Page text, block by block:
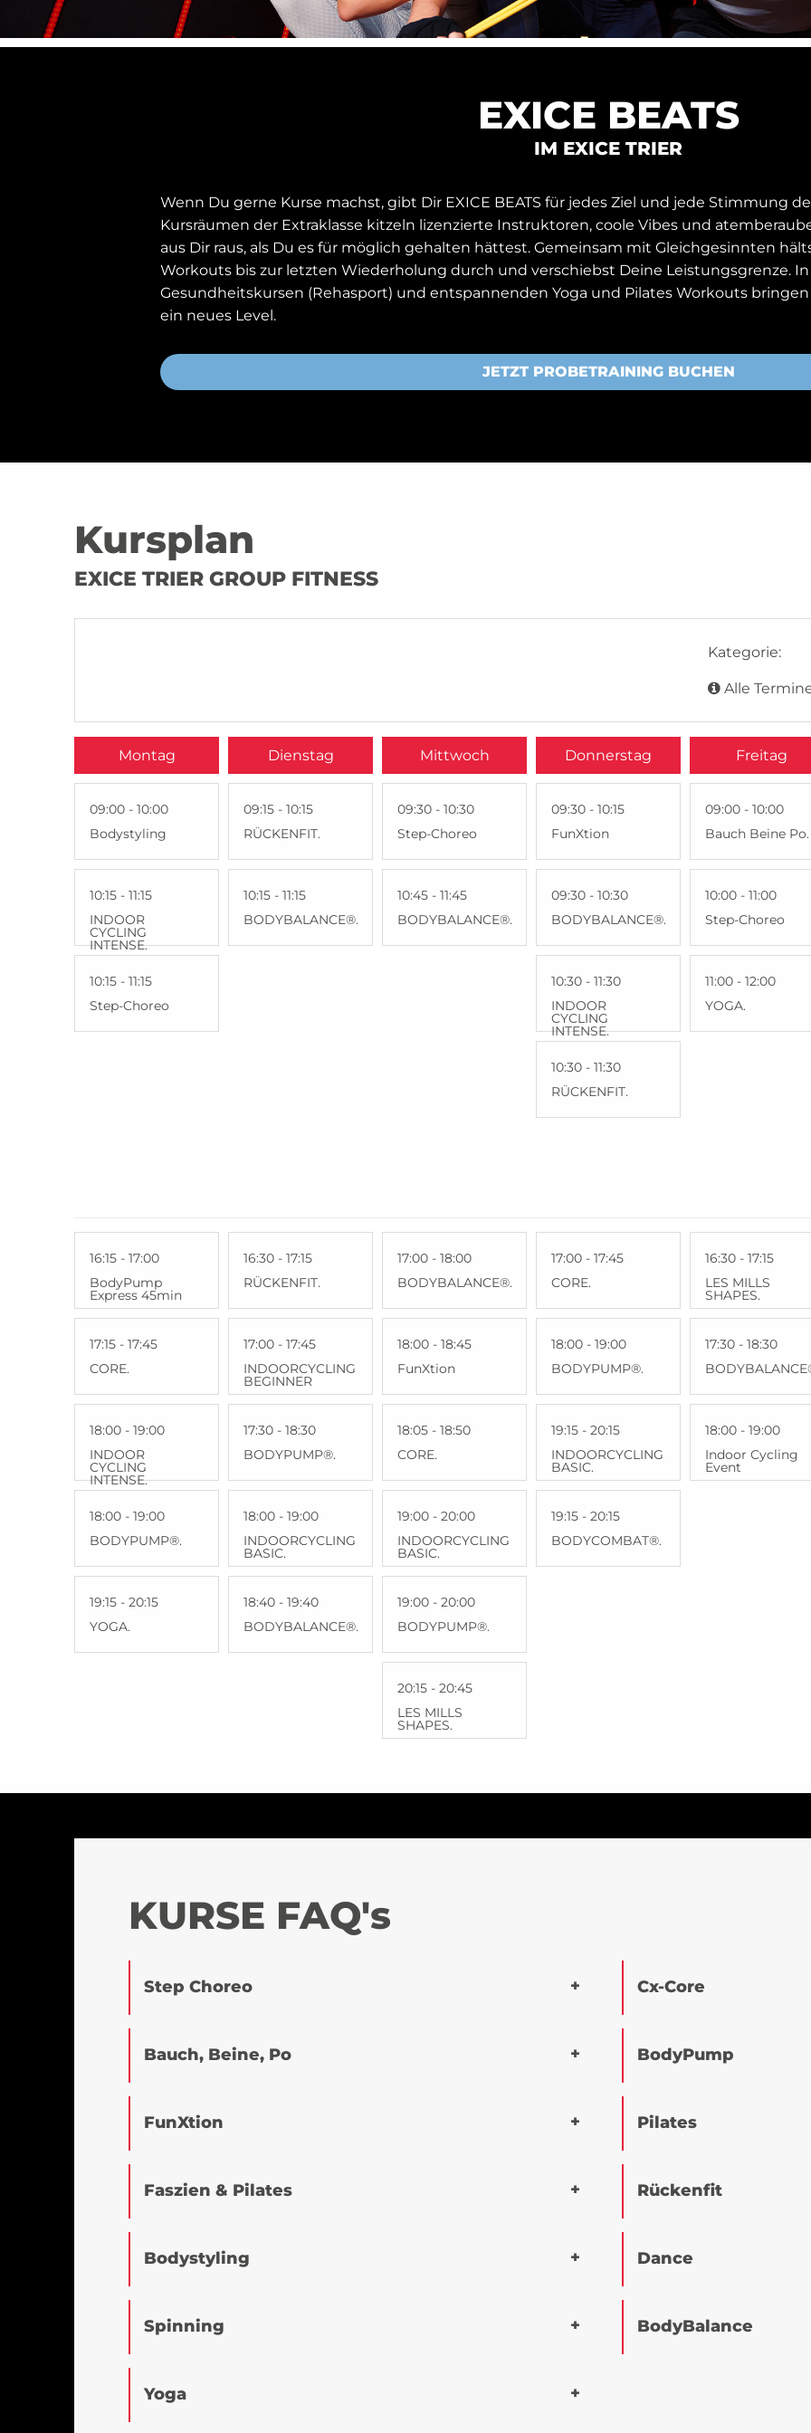
EXICE BEATS
IM EXICE TRIER
Wenn Du gerne Kurse machst, gibt Dir EXICE BEATS für jedes Ziel und jede Stimmung
Kursräumen der Extraklasse kitzeln lizenzierte Instruktoren, coole Vibes und
aus Dir raus, als Du es für möglich gehalten hättest. Gemeinsam mit Gleichgesinnten
Workouts bis zur letzten Wiederholung durch und verschiebst Deine Leistungsgrenze.
Gesundheitskursen (Rehasport) und entspannenden Yoga und Pilates Workouts
ein neues Level.
JETZT PROBETRAINING BUCHEN
Kursplan
EXICE TRIER GROUP FITNESS
Kategorie:
Alle
Montag
09:00 - 10:00
Bodystyling
10:15 - 11:15
INDOOR
CYCLING
INTENSE.
10:15 - 11:15
Step-Choreo
Dienstag
09:15 - 10:15
RÜCKENFIT.
10:15 - 11:15
BODYBALANCE®.
Mittwoch
09:30 - 10:30
Step-Choreo
10:45 - 11:45
BODYBALANCE®.
Donnerstag
09:30 - 10:15
FunXtion
09:30 - 10:30
BODYBALANCE®.
10:30 - 11:30
INDOOR
CYCLING
INTENSE.
10:30 - 11:30
RÜCKENFIT.
Freitag
09:00 - 10:00
Bauch Beine Po.
10:00 - 11:00
Step-Choreo
11:00 - 12:00
YOGA.
16:15 - 17:00
BodyPump
Express 45min
17:15 - 17:45
CORE.
18:00 - 19:00
INDOOR
CYCLING
INTENSE.
18:00 - 19:00
BODYPUMP®.
19:15 - 20:15
YOGA.
16:30 - 17:15
RÜCKENFIT.
17:00 - 17:45
INDOORCYCLING
BEGINNER
17:30 - 18:30
BODYPUMP®.
18:00 - 19:00
INDOORCYCLING
BASIC.
18:40 - 19:40
BODYBALANCE®.
17:00 - 18:00
BODYBALANCE®.
18:00 - 18:45
FunXtion
18:05 - 18:50
CORE.
19:00 - 20:00
INDOORCYCLING
BASIC.
19:00 - 20:00
BODYPUMP®.
20:15 - 20:45
LES MILLS
SHAPES.
17:00 - 17:45
CORE.
18:00 - 19:00
BODYPUMP®.
19:15 - 20:15
INDOORCYCLING
BASIC.
19:15 - 20:15
BODYCOMBAT®.
16:30 - 17:15
LES MILLS
SHAPES.
17:30 - 18:30
18:00 - 19:00
Indoor Cycling
Event
KURSE FAQ's
Step Choreo
Bauch, Beine, Po
FunXtion
Faszien & Pilates
Bodystyling
Spinning
Yoga
Cx-Core
BodyPump
Pilates
Rückenfit
Dance
BodyBalance